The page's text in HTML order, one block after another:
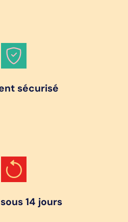
sécurisé
14 jours